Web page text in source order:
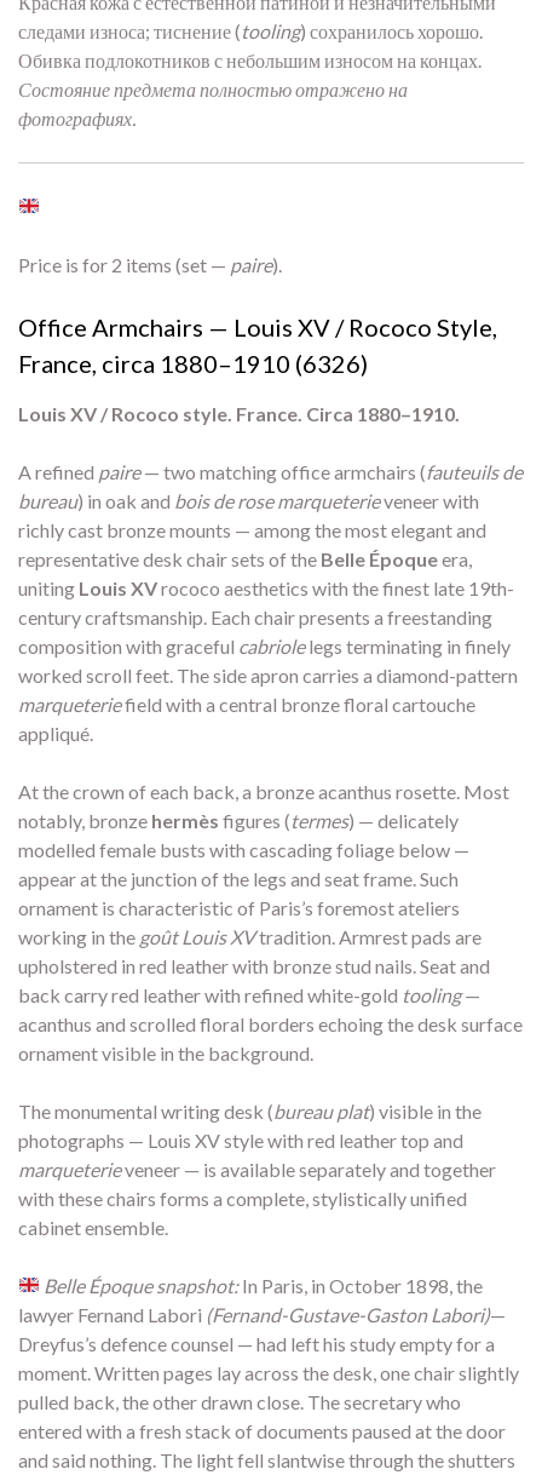
следами износа; тиснение (tooling) сохранилось хорошо.
Обивка подлокотников с небольшим износом на концах.
Состояние предмета полностью отражено на
фотографиях.
Price is for 2 items (set — paire).
Office Armchairs — Louis XV / Rococo Style,
France, circa 1880–1910 (6326)
Louis XV / Rococo style. France. Circa 1880–1910.
A refined paire— two matching office armchairs (fauteuils de
bureau) in oak and bois de rose marqueterieveneer with
richly cast bronze mounts — among the most elegant and
representative desk chair sets of the Belle Époqueera,
uniting Louis XVrococo aesthetics with the finest late 19th-
century craftsmanship. Each chair presents a freestanding
composition with graceful cabriolelegs terminating in finely
worked scroll feet. The side apron carries a diamond-pattern
marqueteriefield with a central bronze floral cartouche
appliqué.
At the crown of each back, a bronze acanthus rosette. Most
notably, bronze hermès figures (termes) — delicately
modelled female busts with cascading foliage below —
appear at the junction of the legs and seat frame. Such
ornament is characteristic of Paris’s foremost ateliers
working in the goût Louis XVtradition. Armrest pads are
upholstered in red leather with bronze stud nails. Seat and
back carry red leather with refined white-gold tooling—
acanthus and scrolled floral borders echoing the desk surface
ornament visible in the background.
The monumental writing desk (bureau plat) visible in the
photographs — Louis XV style with red leather top and
marqueterieveneer — is available separately and together
with these chairs forms a complete, stylistically unified
cabinet ensemble.
Belle Époque snapshot:In Paris, in October 1898, the
lawyer Fernand Labori (Fernand-Gustave-Gaston Labori)—
Dreyfus’s defence counsel — had left his study empty for a
moment. Written pages lay across the desk, one chair slightly
pulled back, the other drawn close. The secretary who
entered with a fresh stack of documents paused at the door
and said nothing. The light fell slantwise through the shutters